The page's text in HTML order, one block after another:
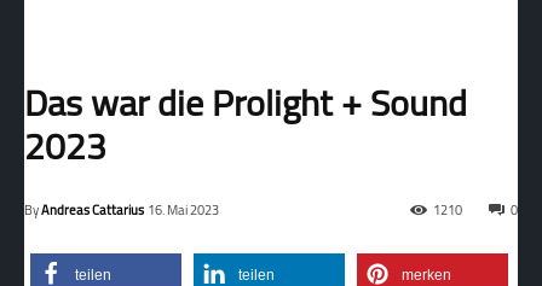
Das war die Prolight + Sound
2023
ByAndreas Cattarius 16. Mai 2023 0
1210
teilen teilen merken